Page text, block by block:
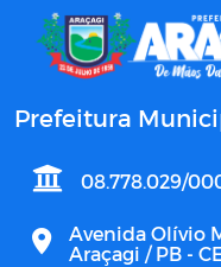
Prefeitura
08.778.029/
Avenida Olívio
Araçagi / PB -